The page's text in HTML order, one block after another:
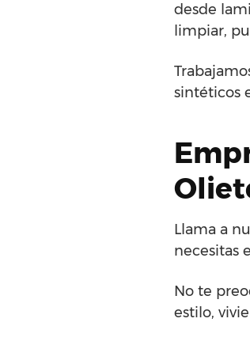
desde
limpiar,
sintéticos
Llama a
necesitas
No te
estilo,